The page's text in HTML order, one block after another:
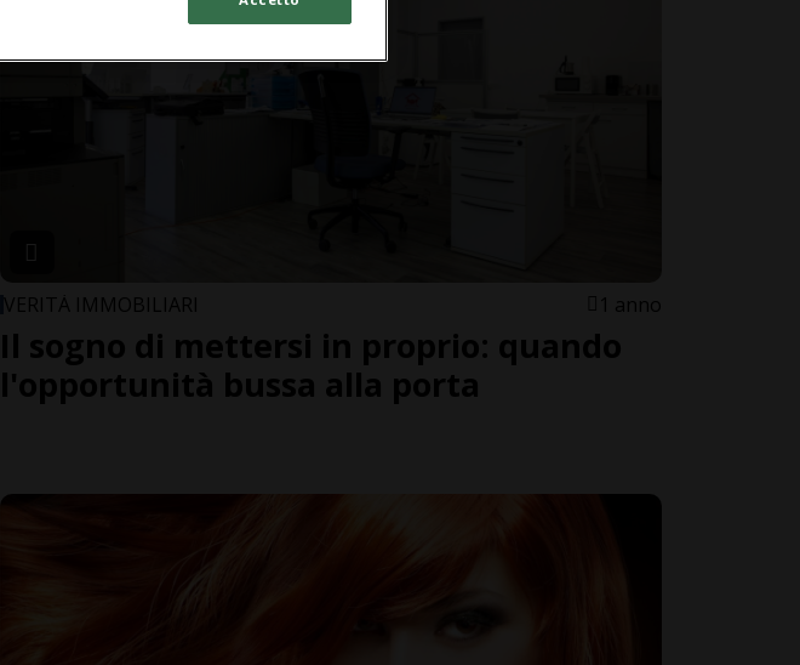
VERITÀ IMMOBILIARI 1 anno
Il sogno di mettersi in proprio: quando
l'opportunità bussa alla porta